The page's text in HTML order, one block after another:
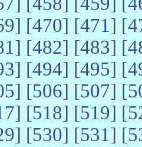
] [470] [471] [
] [482] [483] [
] [494] [495] [
] [506] [507] [
] [518] [519] [
] [530] [531] [